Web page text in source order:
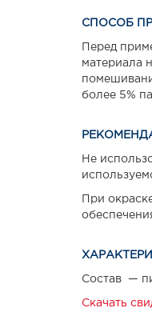
СПОСОБ
Перед
материала
более 5%
Не
При
Состав —
Скачать